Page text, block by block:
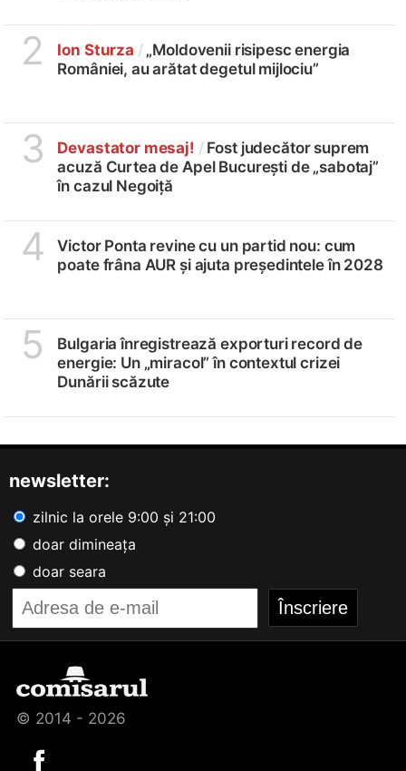
2 Ion Sturza /„Moldovenii risipesc energia
României, au arătat degetul mijlociu”
3 Devastator mesaj! / Fost judecător suprem
acuză Curtea de Apel București de „sabotaj”
în cazul Negoiță
4
Victor Ponta revine cu un partid nou: cum
poate frâna AUR și ajuta președintele în 2028
5
Bulgaria înregistrează exporturi record de
energie: Un „miracol” în contextul crizei
Dunării scăzute
newsletter:
zilnic la orele 9:00 și 21:00
doar dimineața
doar seara
© 2014 - 2026